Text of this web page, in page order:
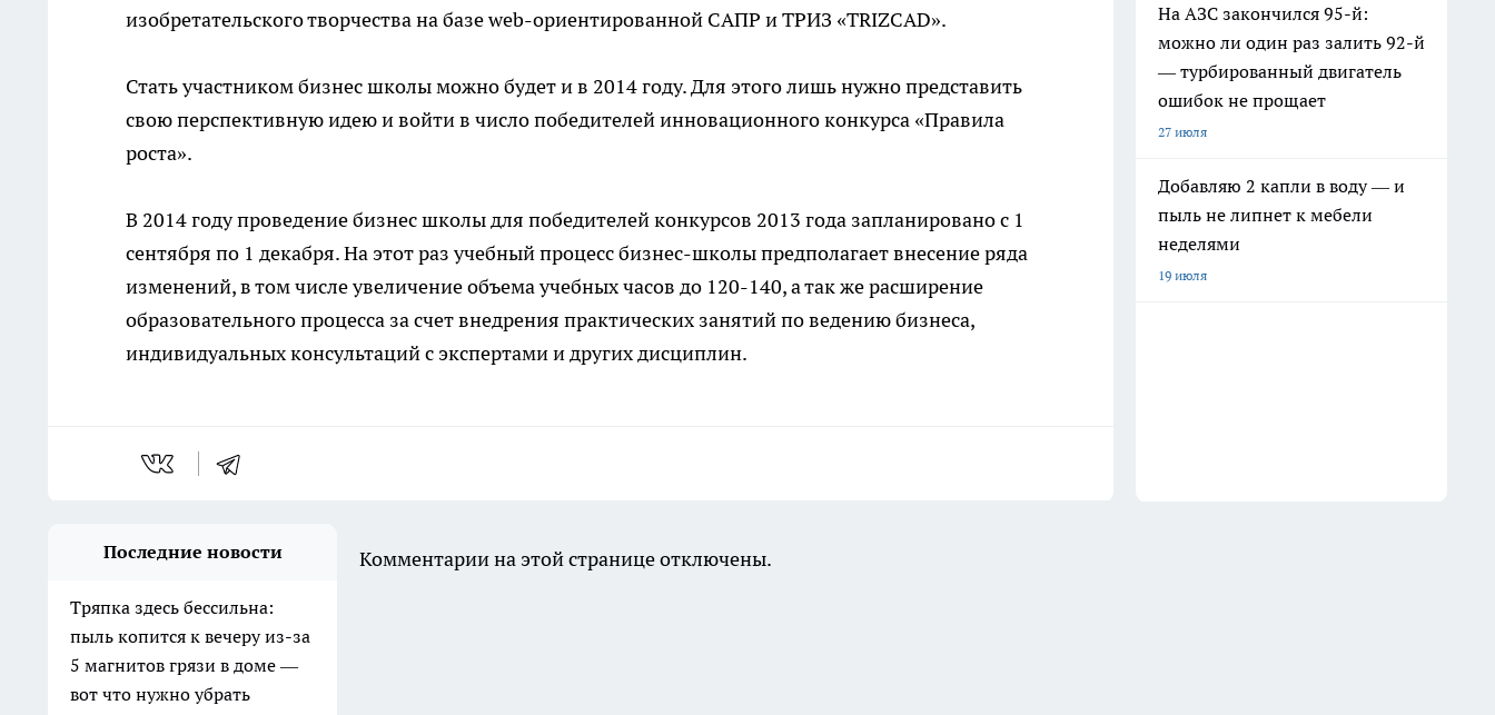
изобретательского творчества на базе web-ориентированной САПР и ТРИЗ «TRIZCAD».
Стать участником бизнес школы можно будет и в 2014 году. Для этого лишь нужно представить
свою перспективную идею и войти в число победителей инновационного конкурса «Правила
роста».
В 2014 году проведение бизнес школы для победителей конкурсов 2013 года запланировано с 1
сентября по 1 декабря. На этот раз учебный процесс бизнес-школы предполагает внесение ряда
изменений, в том числе увеличение объема учебных часов до 120-140, а так же расширение
образовательного процесса за счет внедрения практических занятий по ведению бизнеса,
индивидуальных консультаций с экспертами и других дисциплин.
На АЗС закончился 95-й:
можно ли один раз залить 92-й
— турбированный двигатель
ошибок не прощает
27 июля
Добавляю 2 капли в воду — и
пыль не липнет к мебели
неделями
19 июля
Последние новости
Тряпка здесь бессильна:
пыль копится к вечеру из-за
5 магнитов грязи в доме —
вот что нужно убрать
Комментарии на этой странице отключены.